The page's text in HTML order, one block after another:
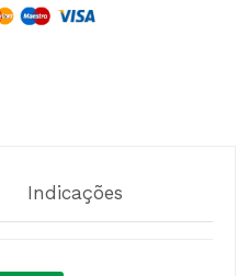
Indicações